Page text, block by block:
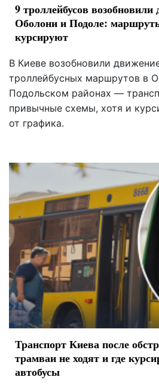
9 троллейбусов
Оболони и Подоле:
курсируют
В Киеве возобновили
троллейбусных маршрутов в
Подольском районах —
привычные схемы, хотя и
от графика.
Транспорт Киева после
трамваи не ходят и где
автобусы